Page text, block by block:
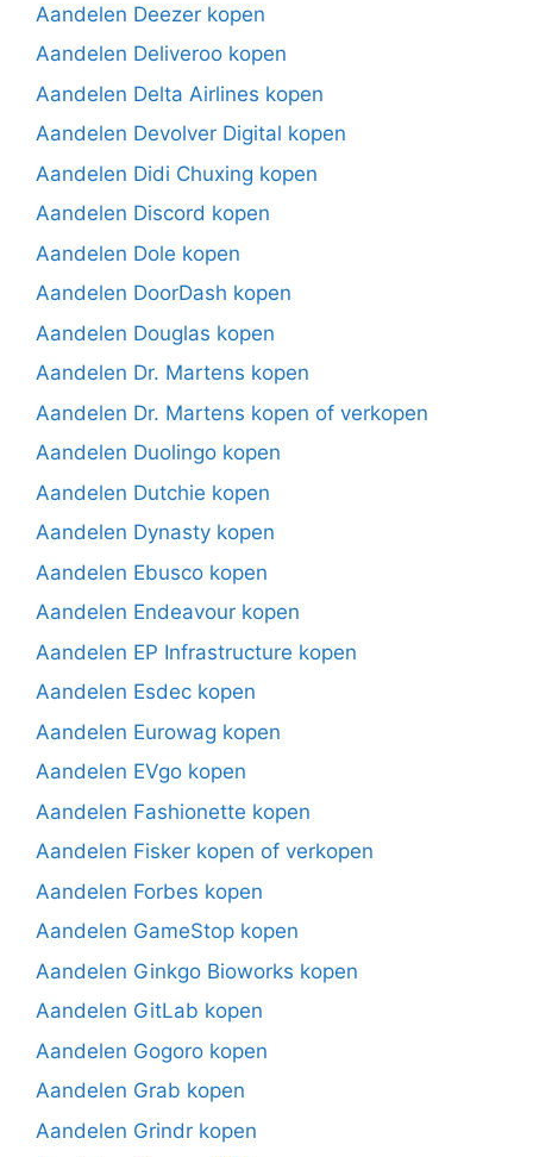
Aandelen Deezer kopen
Aandelen Deliveroo kopen
Aandelen Delta Airlines kopen
Aandelen Devolver Digital kopen
Aandelen Didi Chuxing kopen
Aandelen Discord kopen
Aandelen Dole kopen
Aandelen DoorDash kopen
Aandelen Douglas kopen
Aandelen Dr. Martens kopen
Aandelen Dr. Martens kopen of verkopen
Aandelen Duolingo kopen
Aandelen Dutchie kopen
Aandelen Dynasty kopen
Aandelen Ebusco kopen
Aandelen Endeavour kopen
Aandelen EP Infrastructure kopen
Aandelen Esdec kopen
Aandelen Eurowag kopen
Aandelen EVgo kopen
Aandelen Fashionette kopen
Aandelen Fisker kopen of verkopen
Aandelen Forbes kopen
Aandelen GameStop kopen
Aandelen Ginkgo Bioworks kopen
Aandelen GitLab kopen
Aandelen Gogoro kopen
Aandelen Grab kopen
Aandelen Grindr kopen